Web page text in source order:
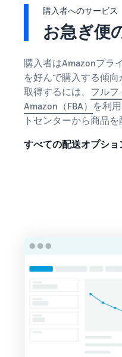
購入者へのサービス
お急ぎ便
購入者はAmazonプラ
を好んで購入する傾
取得するには、 フルフ
Amazon（FBA） を利
トセンターから商品
すべての配送オプショ